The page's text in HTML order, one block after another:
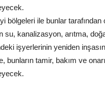
bölgeleri ile bunlar
su, kanalizasyon, arıtma,
işyerlerinin yeniden
bunların tamir, bakım ve